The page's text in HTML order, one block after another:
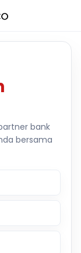
bank
bersama